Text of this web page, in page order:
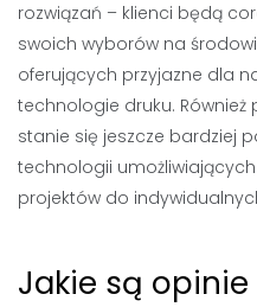
rozwiązań – klienci będą
swoich wyborów na
oferujących przyjazne dla
technologie druku.
stanie się jeszcze bardziej
technologii
projektów do
Jakie są